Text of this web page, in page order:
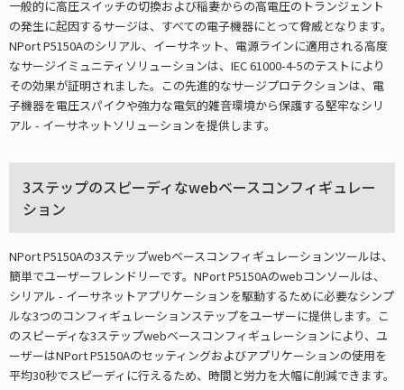
一般的に高圧スイッチの切換および稲妻からの高電圧のトランジェント
の発生に起因するサージは、すべての電子機器にとって脅威となります。
NPort P5150Aのシリアル、イーサネット、電源ラインに適用される高度
なサージイミュニティソリューションは、IEC 61000-4-5のテストにより
その効果が証明されました。この先進的なサージプロテクションは、電
子機器を電圧スパイクや強力な電気的雑音環境から保護する堅牢なシリ
アル - イーサネットソリューションを提供します。
3ステップのスピーディなwebベースコンフィギュレー
ション
NPort P5150Aの3ステップwebベースコンフィギュレーションツールは、
簡単でユーザーフレンドリーです。NPort P5150Aのwebコンソールは、
シリアル - イーサネットアプリケーションを駆動するために必要なシンプ
ルな3つのコンフィギュレーションステップをユーザーに提供します。こ
のスピーディな3ステップwebベースコンフィギュレーションにより、ユ
ーザーはNPort P5150Aのセッティングおよびアプリケーションの使用を
平均30秒でスピーディに行えるため、時間と労力を大幅に削減できます。